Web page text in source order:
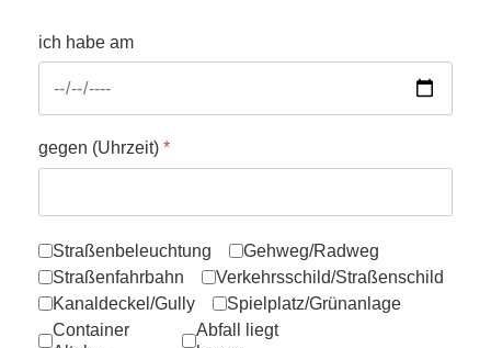
ich habe am
gegen (Uhrzeit) *
folgende Mängel festgestellt:
Straßenbeleuchtung
Gehweg/Radweg
Straßenfahrbahn
Verkehrsschild/Straßenschild
Kanaldeckel/Gully
Spielplatz/Grünanlage
Container
Abfall liegt